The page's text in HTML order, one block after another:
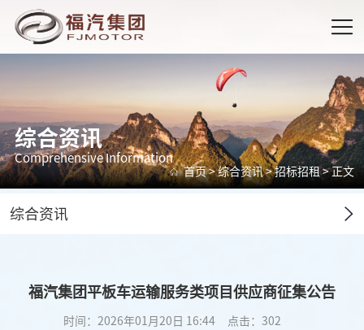
综合资讯
Comprehensive Information
首页>综合资讯>招标招租> 正文
综合资讯
福汽集团平板车运输服务类项目供应商征集公告
时间：2026年01月20日 16:44 点击：302